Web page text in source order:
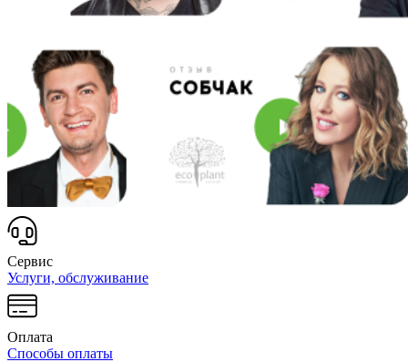
Сервис
Услуги, обслуживание
Оплата
Способы оплаты